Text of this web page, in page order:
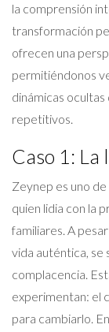
la comprensión
transformación
ofrecen una
permitiéndonos
dinámicas
repetitivos.
Caso 1: La
Zeynep es uno
quien lidia con la
familiares. A
vida auténtica, se
complacencia.
experimentan: el
para cambiarlo.